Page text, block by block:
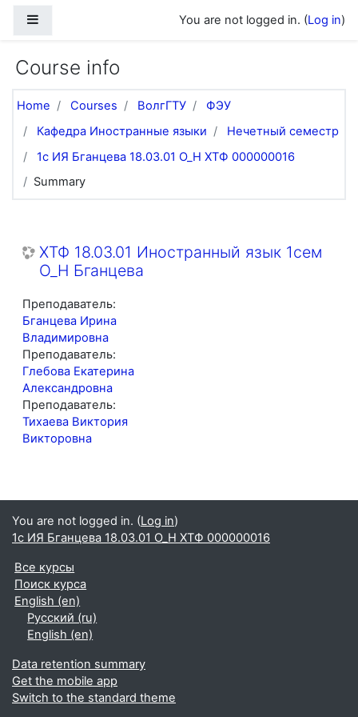
You are not logged in. (Log in)
Course info
Home Courses ВолгГТУ
ФЭУ
Кафедра Иностранные языки
Нечетный семестр
1с ИЯ Бганцева 18.03.01 О_Н ХТФ 000000016
Summary
ХТФ 18.03.01 Иностранный язык 1сем
О_Н Бганцева
Преподаватель:
Бганцева Ирина
Владимировна
Преподаватель:
Глебова Екатерина
Александровна
Преподаватель:
Тихаева Виктория
Викторовна
You are not logged in. (Log in)
1с ИЯ Бганцева 18.03.01 О_Н ХТФ 000000016
Все курсы
Поиск курса
English ‎(en)‎
Русский ‎(ru)‎
English ‎(en)‎
Data retention summary
Get the mobile app
Switch to the standard theme